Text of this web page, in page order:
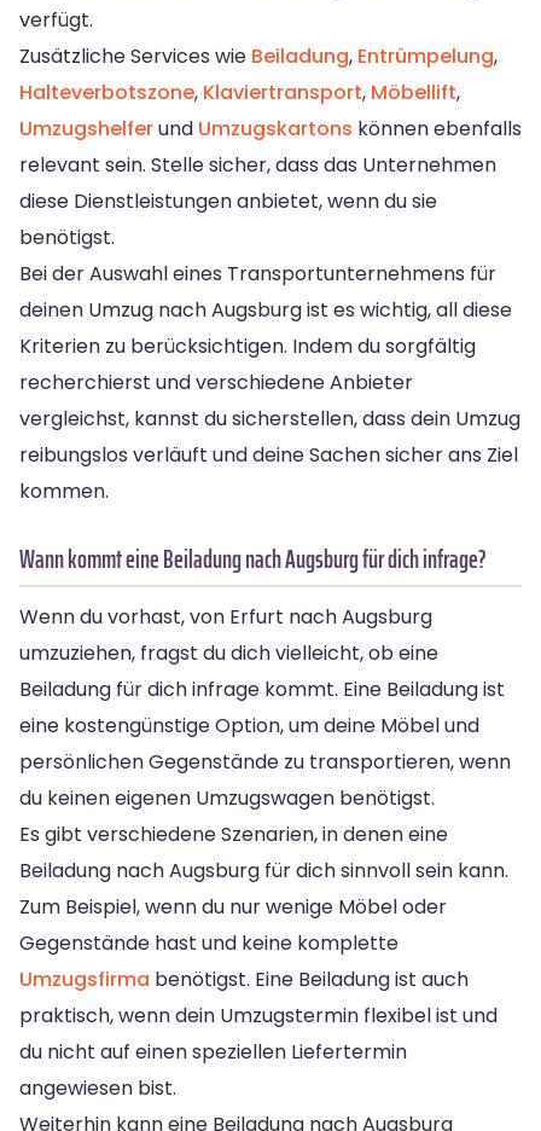
verfügt.
Zusätzliche Services wie Beiladung, Entrümpelung,
Halteverbotszone, Klaviertransport, Möbellift,
Umzugshelferund Umzugskartons können ebenfalls
relevant sein. Stelle sicher, dass das Unternehmen
diese Dienstleistungen anbietet, wenn du sie
benötigst.
Bei der Auswahl eines Transportunternehmens für
deinen Umzug nach Augsburg ist es wichtig, all diese
Kriterien zu berücksichtigen. Indem du sorgfältig
recherchierst und verschiedene Anbieter
vergleichst, kannst du sicherstellen, dass dein Umzug
reibungslos verläuft und deine Sachen sicher ans Ziel
kommen.
Wann kommt eine Beiladung nach Augsburg für dich infrage?
Wenn du vorhast, von Erfurt nach Augsburg
umzuziehen, fragst du dich vielleicht, ob eine
Beiladung für dich infrage kommt. Eine Beiladung ist
eine kostengünstige Option, um deine Möbel und
persönlichen Gegenstände zu transportieren, wenn
du keinen eigenen Umzugswagen benötigst.
Es gibt verschiedene Szenarien, in denen eine
Beiladung nach Augsburg für dich sinnvoll sein kann.
Zum Beispiel, wenn du nur wenige Möbel oder
Gegenstände hast und keine komplette
Umzugsfirma benötigst. Eine Beiladung ist auch
praktisch, wenn dein Umzugstermin flexibel ist und
du nicht auf einen speziellen Liefertermin
angewiesen bist.
Weiterhin kann eine Beiladung nach Augsburg